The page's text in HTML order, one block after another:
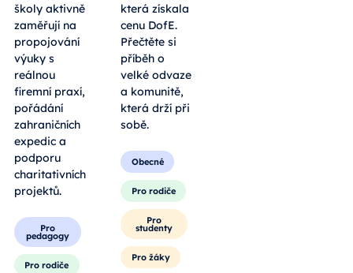
školy aktivně
zaměřují na
propojování
výuky s
reálnou
firemní praxí,
pořádání
zahraničních
expedic a
podporu
charitativních
projektů.
Pro
pedagogy
Pro rodiče
která získala
cenu DofE.
Přečtěte si
příběh o
velké odvaze
a komunitě,
která drží při
sobě.
Obecné
Pro rodiče
Pro
studenty
Pro žáky